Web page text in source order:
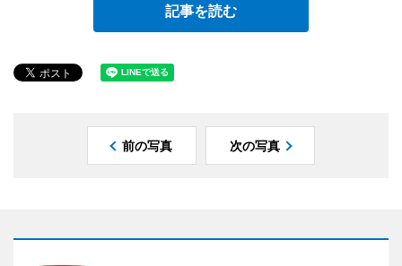
記事を読む
前の写真 次の写真